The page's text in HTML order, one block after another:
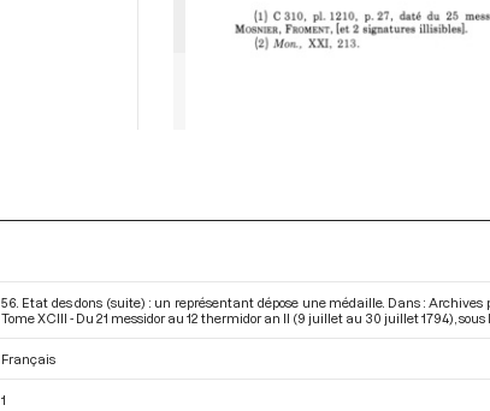
56. Etat des dons (suite) : un représentant dépose une médaille. Dans :
Tome XCIII - Du 21 messidor au 12 thermidor an II (9 juillet au 30 juillet 1794) ,
Français
1